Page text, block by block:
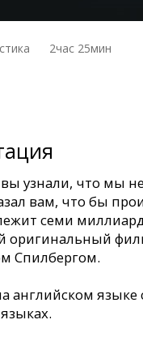
2час 25мин
узнали, что мы
вам, что бы
семи
Спилбергом.
английском языке